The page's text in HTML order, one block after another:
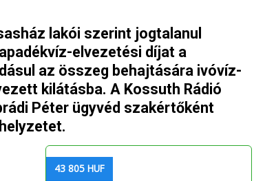
lakói szerint jogtalanul
elvezetési díjat a
az összeg behajtására ivóvíz-
kilátásba. A Kossuth Rádió
Péter ügyvéd szakértőként
43 805 HUF